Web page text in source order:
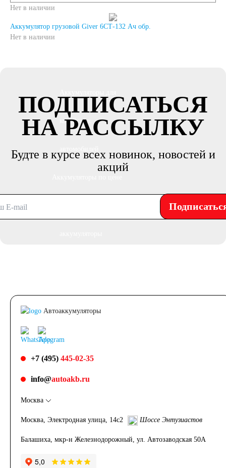
корейских
Аккумуляторы на
Квадроциклы
Нет в наличии
Аккумулятор грузовой Giver 6СТ-132 Ач обр.
Нет в наличии
ПОДПИСАТЬСЯ
НА РАССЫЛКУ
Будте в курсе всех новинок, новостей и
акций
Автоаккумуляторы
+7 (495) 445-02-35
info@autoakb.ru
Москва
Москва, Электродная улица, 14с2 Шоссе Энтузиастов
Балашиха, мкр-н Железнодорожный, ул. Автозаводская 50А